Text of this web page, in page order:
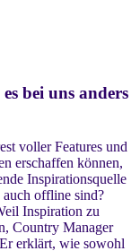
bei uns anders
voller Features und
erschaffen können,
Inspirationsquelle
offline sind?
Inspiration zu
Country Manager
erklärt, wie sowohl